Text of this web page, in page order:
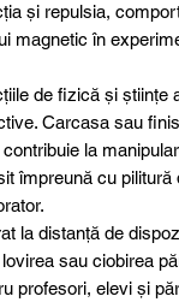
și repulsia,
magnetic în
de fizică și științe
Carcasa sau
la
împreună cu pilitură
la distanță de
sau ciobirea
profesori, elevi și